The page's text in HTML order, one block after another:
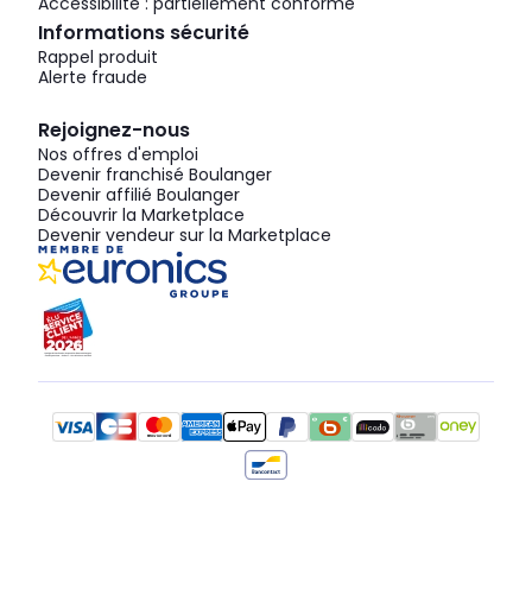
Informations sécurité
Rappel produit
Alerte fraude
Rejoignez-nous
Nos offres d'emploi
Devenir franchisé Boulanger
Devenir affilié Boulanger
Découvrir la Marketplace
Devenir vendeur sur la Marketplace